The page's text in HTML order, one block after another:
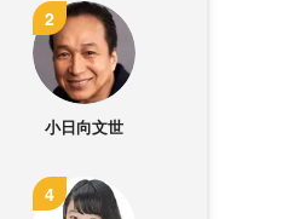
小日向文世